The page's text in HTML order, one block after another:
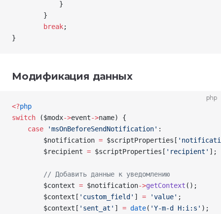
            }
        }
        break
;
}
Модификация данных
php
<?php
switch ($modx->event->name) {
    case
'msOnBeforeSendNotification' :
        $notification
= $scriptProperties [
        $recipient
= $scriptProperties [ 'recipient' ];
        // Добавить данные к уведомлению
        $context
= $notification->getContext ();
        $context
[ 'custom_field' ] = 'value' ;
        $context
[ 'sent_at' ] = date( 'Y-m-d H:i:s' );